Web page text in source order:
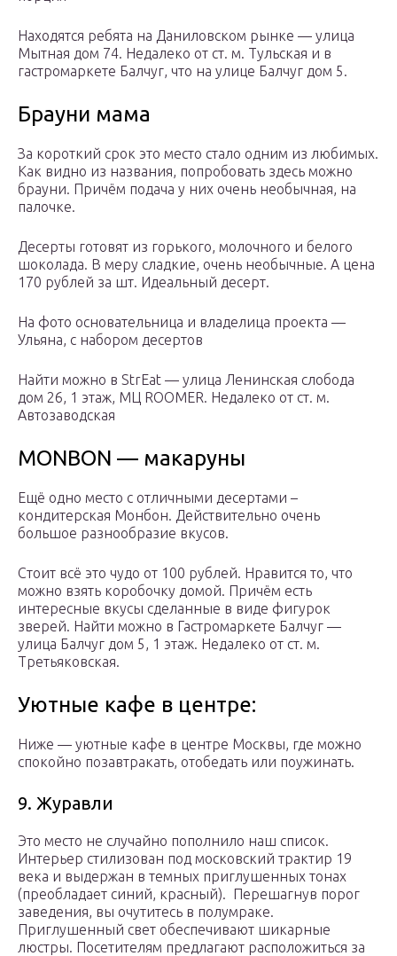
Находятся ребята на Даниловском рынке — улица
Мытная дом 74. Недалеко от ст. м. Тульская и в
гастромаркете Балчуг, что на улице Балчуг дом 5.
Брауни мама
За короткий срок это место стало одним из любимых.
Как видно из названия, попробовать здесь можно
брауни. Причём подача у них очень необычная, на
палочке.
Десерты готовят из горького, молочного и белого
шоколада. В меру сладкие, очень необычные. А цена
170 рублей за шт. Идеальный десерт.
На фото основательница и владелица проекта —
Ульяна, с набором десертов
Найти можно в StrEat — улица Ленинская слобода
дом 26, 1 этаж, МЦ ROOMER. Недалеко от ст. м.
Автозаводская
MONBON — макаруны
Ещё одно место с отличными десертами –
кондитерская Монбон. Действительно очень
большое разнообразие вкусов.
Стоит всё это чудо от 100 рублей. Нравится то, что
можно взять коробочку домой. Причём есть
интересные вкусы сделанные в виде фигурок
зверей. Найти можно в Гастромаркете Балчуг —
улица Балчуг дом 5, 1 этаж. Недалеко от ст. м.
Третьяковская.
Уютные кафе в центре:
Ниже — уютные кафе в центре Москвы, где можно
спокойно позавтракать, отобедать или поужинать.
9. Журавли
Это место не случайно пополнило наш список.
Интерьер стилизован под московский трактир 19
века и выдержан в темных приглушенных тонах
(преобладает синий, красный). Перешагнув порог
заведения, вы очутитесь в полумраке.
Приглушенный свет обеспечивают шикарные
люстры. Посетителям предлагают расположиться за